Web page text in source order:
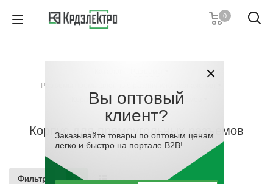
0
Разъемы промышленные различного назначения
-
Корпус для прямоугольных разъемов
Корпус для прямоугольных разъемов
Фильтр
Вы оптовый
клиент?
Заказывайте товары по оптовым ценам
легко и быстро на портале B2B!